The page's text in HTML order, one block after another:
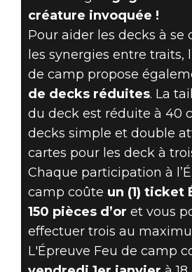
1ER
créature invoquée !
Pour aider les decks à se
les synergies entre traits,
de camp propose
de decks réduites. La
du deck est réduite à 40
decks simple et double
cartes pour les deck à
Chaque participation à
camp coûte un (1) ticket
150 pièces d’or et vous
effectuer trois au
L'Épreuve Feu de camp